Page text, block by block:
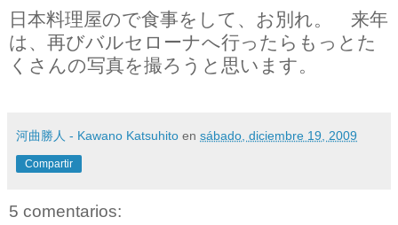
日本料理屋ので食事をして、お別れ。 来年
は、再びバルセローナへ行ったらもっとた
くさんの写真を撮ろうと思います。
河曲勝人 - Kawano Katsuhito en sábado, diciembre 19, 2009
Compartir
5 comentarios: